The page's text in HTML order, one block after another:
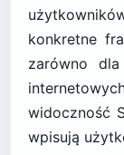
konkretne
zarówno
widoczność
wpisują